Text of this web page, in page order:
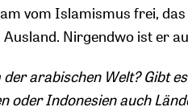
vom Islamismus frei,
Nirgendwo ist er
arabischen Welt? Gibt
oder Indonesien auch